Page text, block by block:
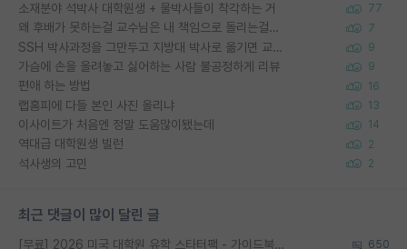
소재분야 석박사 대학원생 + 물박사들이 착각하는 거 77
왜 후배가 못하는걸 교수님은 내 책임으로 돌리는걸까요? 7
SSH 박사과정을 그만두고 지방대 박사로 옮기면 교수의 꿈은 끝일까요? 9
가슴에 손을 올려놓고 싫어하는 사람 불공정하게 리뷰 9
편애 하는 방법 16
랩홈피에 다들 본인 사진 올리냐 13
이사이트가 처음엔 정말 도움많이됐는데 14
역대급 대학원생 빌런 2
석사생의 고민 2
최근 댓글이 많이 달린 글
[무료] 2026 미국 대학원 유학 스타터팩 - 가이드북 & 합격자 컨택메일 템플릿 650